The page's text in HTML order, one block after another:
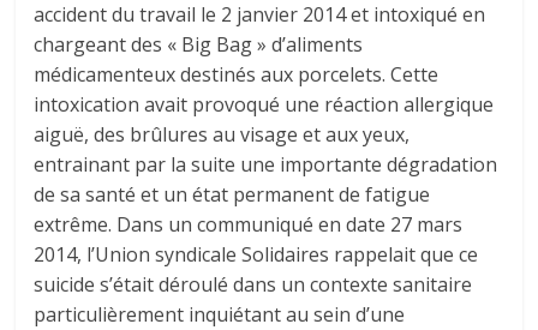
accident du travail le 2 janvier 2014 et intoxiqué en
chargeant des « Big Bag » d’aliments
médicamenteux destinés aux porcelets. Cette
intoxication avait provoqué une réaction allergique
aiguë, des brûlures au visage et aux yeux,
entrainant par la suite une importante dégradation
de sa santé et un état permanent de fatigue
extrême. Dans un communiqué en date 27 mars
2014, l’Union syndicale Solidaires rappelait que ce
suicide s’était déroulé dans un contexte sanitaire
particulièrement inquiétant au sein d’une